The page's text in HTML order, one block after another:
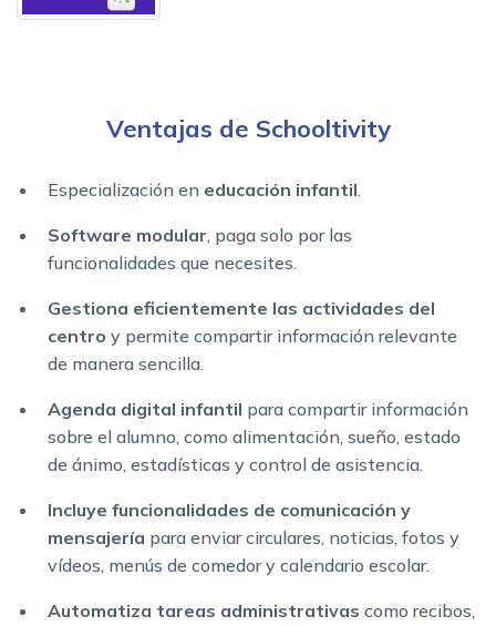
Ventajas de Schooltivity
Especialización en educación infantil.
Software modular, paga solo por las
funcionalidades que necesites.
Gestiona eficientemente las actividades del
centro y permite compartir información relevante
de manera sencilla.
Agenda digital infantil para compartir información
sobre el alumno, como alimentación, sueño, estado
de ánimo, estadísticas y control de asistencia.
Incluye funcionalidades de comunicación y
mensajería para enviar circulares, noticias, fotos y
vídeos, menús de comedor y calendario escolar.
Automatiza tareas administrativas como recibos,